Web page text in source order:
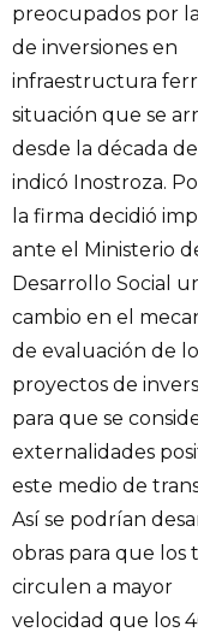
preocupados por
de inversiones en
infraestructura
situación que se
desde la década
indicó Inostroza.
la firma decidió
ante el Ministerio
Desarrollo Social
cambio en el
de evaluación de
proyectos de
para que se
externalidades
este medio de
Así se podrían
obras para que los
circulen a mayor
velocidad que los